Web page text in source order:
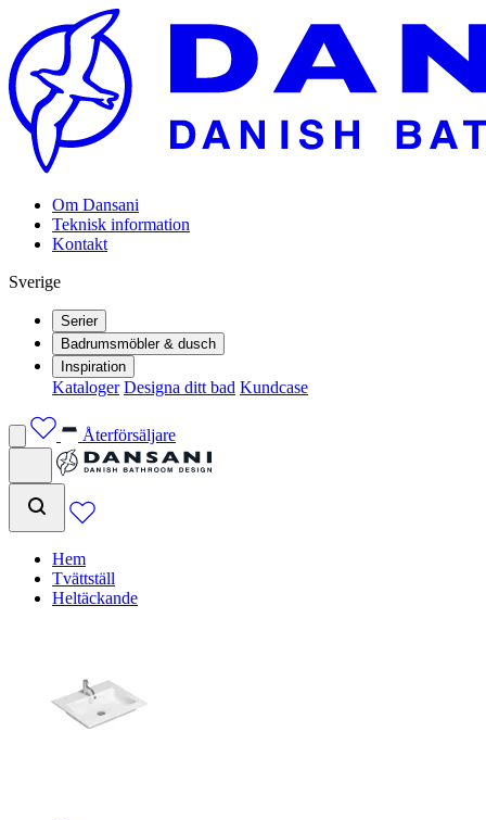
Om Dansani
Teknisk information
Kontakt
Sverige
Serier
Badrumsmöbler & dusch
Inspiration
Kataloger Designa ditt bad Kundcase
Återförsäljare
Hem
Tvättställ
Heltäckande